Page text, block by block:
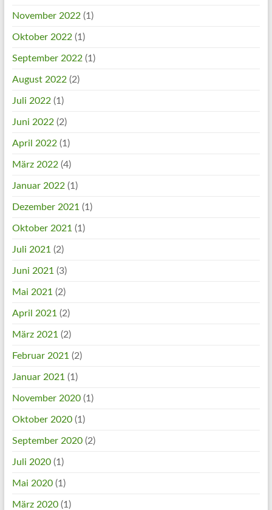
November 2022(1)
Oktober 2022(1)
September 2022(1)
August 2022(2)
Juli 2022(1)
Juni 2022(2)
April 2022(1)
März 2022(4)
Januar 2022(1)
Dezember 2021 (1)
Oktober 2021 (1)
Juli 2021 (2)
Juni 2021 (3)
Mai 2021 (2)
April 2021 (2)
März 2021 (2)
Februar 2021 (2)
Januar 2021 (1)
November 2020(1)
Oktober 2020(1)
September 2020(2)
Juli 2020(1)
Mai 2020(1)
März 2020(1)